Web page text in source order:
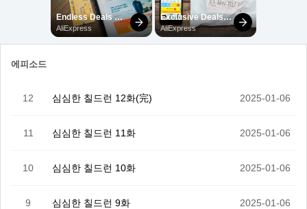
에피소드
12 심심한 칠드런 12화(完) 2025-01-06
11 심심한 칠드런 11화 2025-01-06
10 심심한 칠드런 10화 2025-01-06
9 심심한 칠드런 9화 2025-01-06